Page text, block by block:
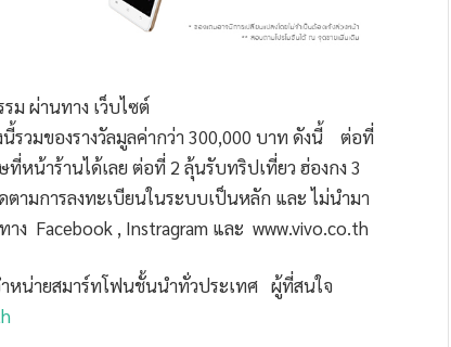
ม ผ่านทาง เว็บไซต์
รวมของรางวัลมูลค่ากว่า 300,000 บาท ดังนี้ ต่อที่
หน้าร้านได้เลย ต่อที่ 2 ลุ้นรับทริปเที่ยว ฮ่องกง 3
ตามการลงทะเบียนในระบบเป็นหลัก และ ไม่นำมา
ง Facebook , Instragram และ www.vivo.co.th
หน่ายสมาร์ทโฟนชั้นนำทั่วประเทศ ผู้ที่สนใจ